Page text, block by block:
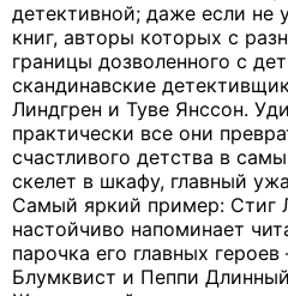
детективной; даже если не
книг, авторы которых с
границы дозволенного с
скандинавские
Линдгрен и Туве Янссон.
практически все они
счастливого детства в
скелет в шкафу, главный
Самый яркий пример: Стиг
настойчиво напоминает
парочка его главных
Блумквист и Пеппи